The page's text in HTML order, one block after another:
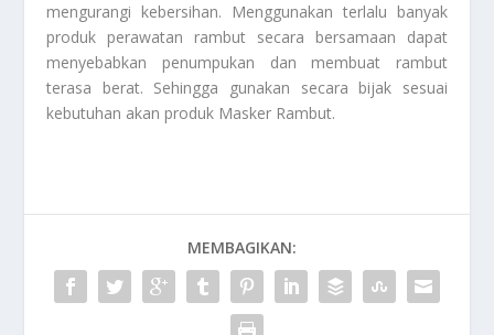
mengurangi kebersihan. Menggunakan terlalu banyak
produk perawatan rambut secara bersamaan dapat
menyebabkan penumpukan dan membuat rambut
terasa berat. Sehingga gunakan secara bijak sesuai
kebutuhan akan produk Masker Rambut.
MEMBAGIKAN: